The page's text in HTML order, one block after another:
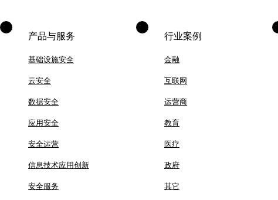
产品与服务
基础设施安全
云安全
数据安全
应用安全
安全运营
信息技术应用创新
安全服务
行业案例
金融
互联网
运营商
教育
医疗
政府
其它